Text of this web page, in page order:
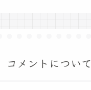
コメントについて